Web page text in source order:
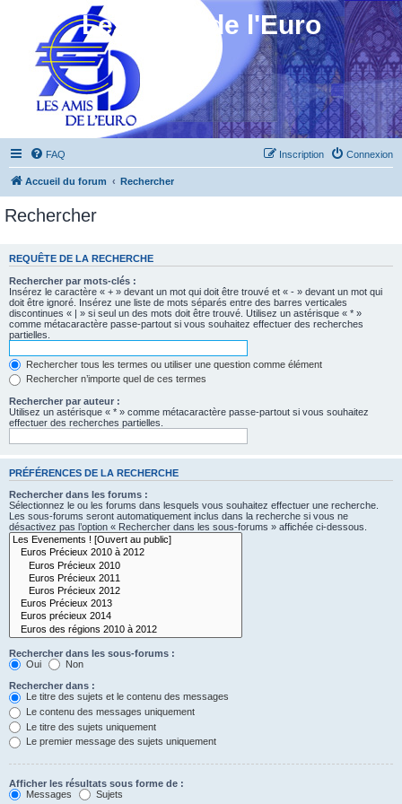
Les Amis de l'Euro
FAQ Connexion
Inscription
Accueil du forum Rechercher
Rechercher
REQUÊTE DE LA RECHERCHE
Rechercher par mots-clés :
Insérez le caractère « + » devant un mot qui doit être trouvé et « - » devant un mot qui
doit être ignoré. Insérez une liste de mots séparés entre des barres verticales
discontinues « | » si seul un des mots doit être trouvé. Utilisez un astérisque « * »
comme métacaractère passe-partout si vous souhaitez effectuer des recherches
partielles.
Rechercher tous les termes ou utiliser une question comme élément
Rechercher n’importe quel de ces termes
Rechercher par auteur :
Utilisez un astérisque « * » comme métacaractère passe-partout si vous souhaitez
effectuer des recherches partielles.
PRÉFÉRENCES DE LA RECHERCHE
Rechercher dans les forums :
Sélectionnez le ou les forums dans lesquels vous souhaitez effectuer une recherche.
Les sous-forums seront automatiquement inclus dans la recherche si vous ne
désactivez pas l’option « Rechercher dans les sous-forums » affichée ci-dessous.
Rechercher dans les sous-forums :
Oui
Non
Rechercher dans :
Le titre des sujets et le contenu des messages
Le contenu des messages uniquement
Le titre des sujets uniquement
Le premier message des sujets uniquement
Afficher les résultats sous forme de :
Messages
Sujets